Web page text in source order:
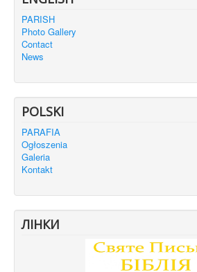
PARISH
Photo Gallery
Contact
News
POLSKI
PARAFIA
Ogłoszenia
Galeria
Kontakt
ЛІНКИ